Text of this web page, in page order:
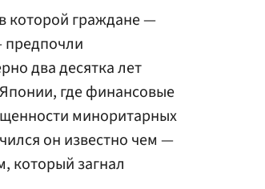
которой граждане —
предпочли
два десятка лет
где финансовые
миноритарных
он известно чем —
который загнал